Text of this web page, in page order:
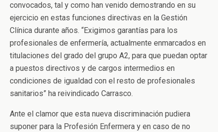
convocados, tal y como han venido demostrando en su
ejercicio en estas funciones directivas en la Gestión
Clínica durante años. “Exigimos garantías para los
profesionales de enfermería, actualmente enmarcados en
titulaciones del grado del grupo A2, para que puedan optar
a puestos directivos y de cargos intermedios en
condiciones de igualdad con el resto de profesionales
sanitarios” ha reivindicado Carrasco.
Ante el clamor que esta nueva discriminación pudiera
suponer para la Profesión Enfermera y en caso de no